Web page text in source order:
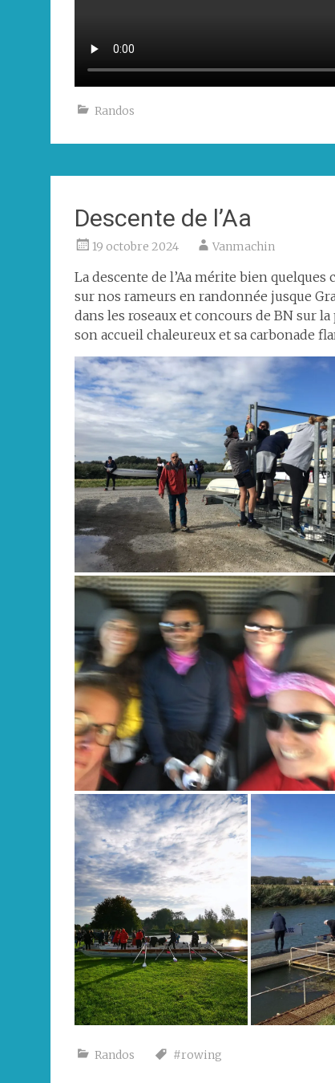
Randos
Descente de l’Aa
19 octobre 2024 Vanmachin
La descente de l’Aa mérite bien
sur nos rameurs en randonnée jusque
dans les roseaux et concours de BN sur
son accueil chaleureux et sa carbonade
Randos #rowing